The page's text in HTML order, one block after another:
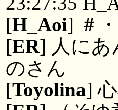
[H_Aoi] ＃
[ER] 人にあ
のさん
[Toyolina]